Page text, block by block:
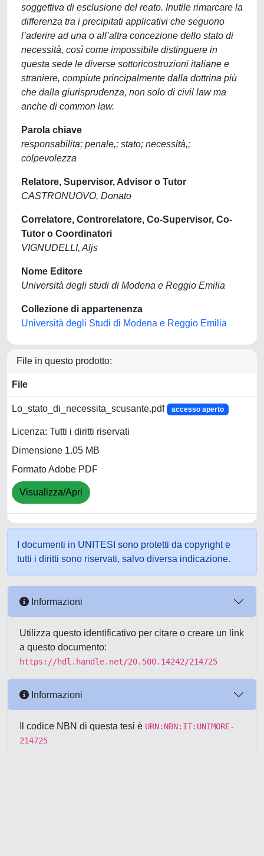
soggettiva di esclusione del reato. Inutile rimarcare la
differenza tra i precipitati applicativi che seguono
l’aderire ad una o all’altra concezione dello stato di
necessità, così come impossibile distinguere in
questa sede le diverse sottoricostruzioni italiane e
straniere, compiute principalmente dalla dottrina più
che dalla giurisprudenza, non solo di civil law ma
anche di common law.
Parola chiave
responsabilita; penale,; stato; necessità,;
colpevolezza
Relatore, Supervisor, Advisor o Tutor
CASTRONUOVO, Donato
Correlatore, Controrelatore, Co-Supervisor, Co-
Tutor o Coordinatori
VIGNUDELLI, Aljs
Nome Editore
Università degli studi di Modena e Reggio Emilia
Collezione di appartenenza
Università degli Studi di Modena e Reggio Emilia
File in questo prodotto:
File
Lo_stato_di_necessita_scusante.pdf accesso aperto
Licenza: Tutti i diritti riservati
Dimensione 1.05 MB
Formato Adobe PDF
Visualizza/Apri
I documenti in UNITESI sono protetti da copyright e
tutti i diritti sono riservati, salvo diversa indicazione.
Informazioni
Utilizza questo identificativo per citare o creare un link
a questo documento:
https://hdl.handle.net/20.500.14242/214725
Informazioni
Il codice NBN di questa tesi è URN:NBN:IT:UNIMORE-
214725